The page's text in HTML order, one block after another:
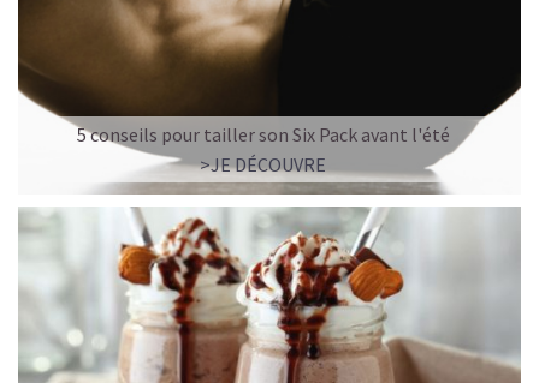
5 conseils pour tailler son Six Pack avant l'été
>JE DÉCOUVRE